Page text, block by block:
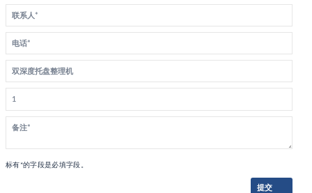
标有*的字段是必填字段。
提交